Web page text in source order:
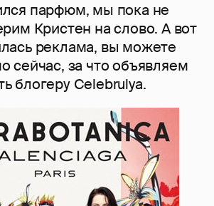
парфюм, мы пока не
Кристен на слово. А вот
реклама, вы можете
сейчас, за что объявляем
блогеру Celebrulya.